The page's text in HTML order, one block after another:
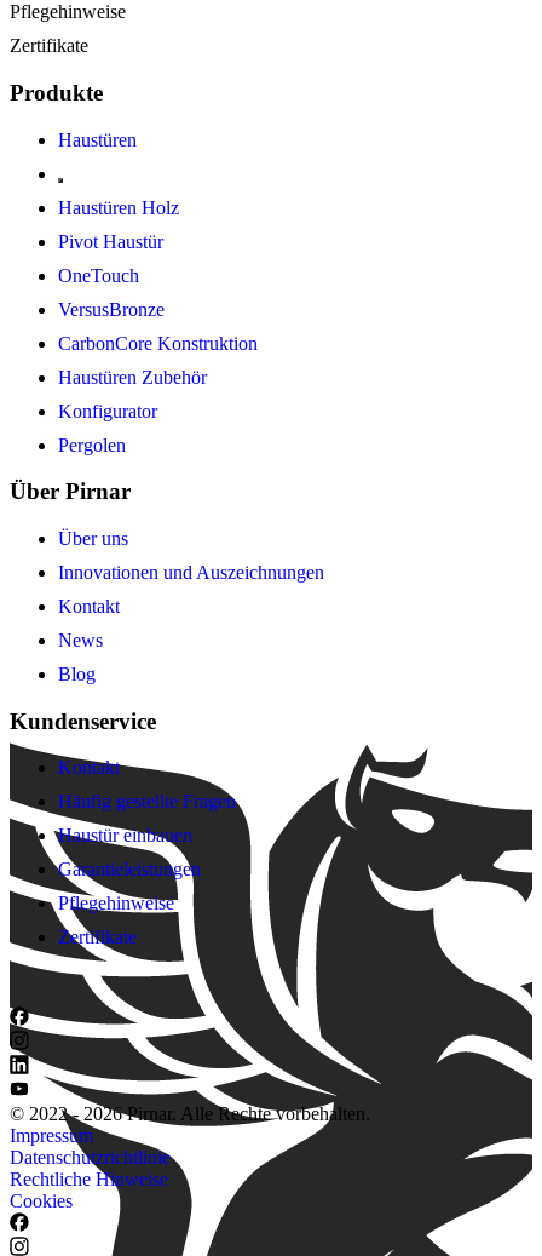
Pflegehinweise
Zertifikate
Produkte
Haustüren
Haustüren Holz
Pivot Haustür
OneTouch
VersusBronze
CarbonCore Konstruktion
Haustüren Zubehör
Konfigurator
Pergolen
Über Pirnar
Über uns
Innovationen und Auszeichnungen
Kontakt
News
Blog
Kundenservice
Kontakt
Häufig gestellte Fragen
Haustür einbauen
Garantieleistungen
Pflegehinweise
Zertifikate
© 2022 - 2026 Pirnar. Alle Rechte vorbehalten.
Impressum
Datenschutzrichtlinie
Rechtliche Hinweise
Cookies